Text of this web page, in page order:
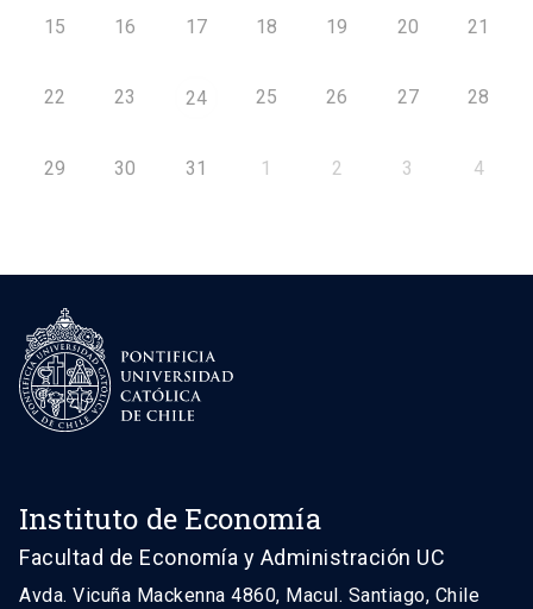
15 16 17 18 19 20 21
22 23 24 25 26 27 28
29 30 31 1 2 3 4
Instituto de Economía
Facultad de Economía y Administración UC
Avda. Vicuña Mackenna 4860, Macul. Santiago, Chile